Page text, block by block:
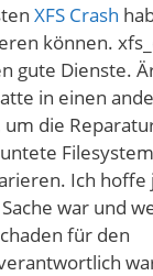
XFS Crash
können.
gute Dienste.
in einen
um die
Ich hoffe
war und
für den